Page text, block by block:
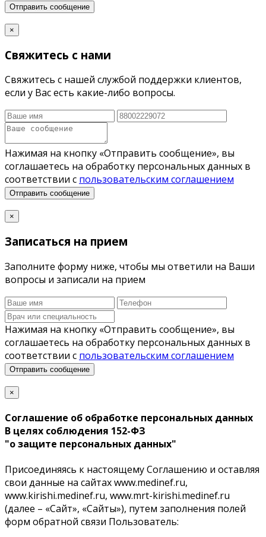
Отправить сообщение
×
Свяжитесь с нами
Свяжитесь с нашей службой поддержки клиентов,
если у Вас есть какие-либо вопросы.
Нажимая на кнопку «Отправить сообщение», вы
соглашаетесь на обработку персональных данных в
соответствии с пользовательским соглашением
Отправить сообщение
×
Записаться на прием
Заполните форму ниже, чтобы мы ответили на Ваши
вопросы и записали на прием
Нажимая на кнопку «Отправить сообщение», вы
соглашаетесь на обработку персональных данных в
соответствии с пользовательским соглашением
Отправить сообщение
×
Соглашение об обработке персональных данных
В целях соблюдения 152-ФЗ
"о защите персональных данных"
Присоединяясь к настоящему Соглашению и оставляя
свои данные на cайтах www.medinef.ru,
www.kirishi.medinef.ru, www.mrt-kirishi.medinef.ru
(далее – «Сайт», «Сайты»), путем заполнения полей
форм обратной связи Пользователь: